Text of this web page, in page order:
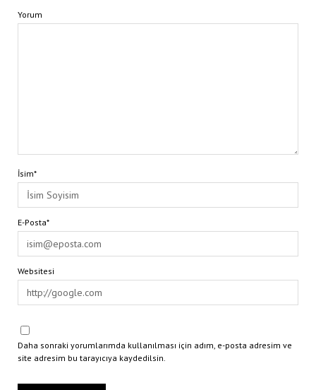
Yorum
İsim*
E-Posta*
Websitesi
Daha sonraki yorumlarımda kullanılması için adım, e-posta adresim ve
site adresim bu tarayıcıya kaydedilsin.